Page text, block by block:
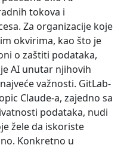
tokova i
Za organizacije koje
okvirima, kao što je
o zaštiti podataka,
AI unutar njihovih
važnosti. GitLab-
Claude-a, zajedno sa
podataka, nudi
žele da iskoriste
Konkretno u